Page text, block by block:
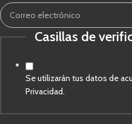
Correo
verificación
Casillas de
Se utilizarán tus datos de
Privacidad.